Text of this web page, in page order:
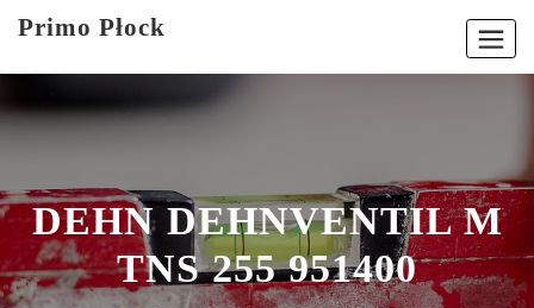
Primo Płock
DEHN DEHNVENTIL M
TNS 255 951400